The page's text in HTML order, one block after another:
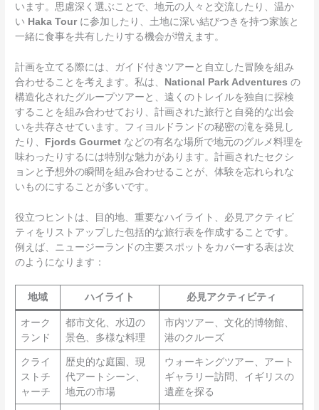
います。思慮深く選ぶことで、地元の人々と交流したり、温か
い Haka Tourに参加したり、土地に深い結びつきを持つ家族と
一緒に食事を共有したりする機会が増えます。
計画を立てる際には、ガイド付きツアーと自立した冒険を組み
合わせることを考えます。私は、 National Park Adventures の
構造化されたグループツアーと、遠くのトレイルを独自に探検
することを組み合わせており、計画された旅行と自発的な出会
いを共存させています。フィヨルドランドの秘密の滝を発見し
たり、 Fjords Gourmet などの有名な場所で地元のグルメ料理を
味わったりするには特別な魅力があります。計画されたセクシ
ョンと予想外の瞬間を組み合わせることが、体験を忘れられな
いものにすることが多いです。
役立つヒントは、目的地、重要なハイライト、必見アクティビ
ティをリストアップした包括的な旅行表を作成することです。
例えば、ニュージーランドの主要スポットをカバーする表は次
のようになります：
地域 ハイライト 必見アクティビティ
オーク
ランド
都市文化、水辺の
景色、多様な料理
市内ツアー、文化的博物館、
港のクルーズ
クライ
ストチ
ャーチ
歴史的な庭園、現
代アートシーン、
地元の市場
ウォーキングツアー、アート
ギャラリー訪問、イギリスの
遺産を探る